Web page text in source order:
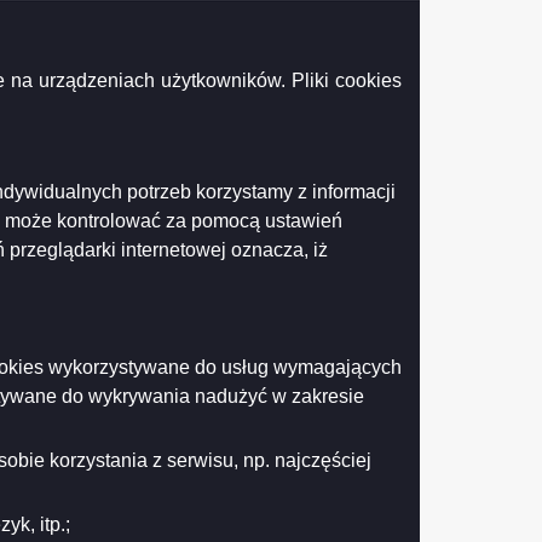
urządzeniach użytkowników. Pliki cookies
potrzeb korzystamy z informacji
kontrolować za pomocą ustawień
internetowej oznacza, iż
wykorzystywane do usług wymagających
do wykrywania nadużyć w zakresie
korzystania z serwisu, np. najczęściej
itp.;